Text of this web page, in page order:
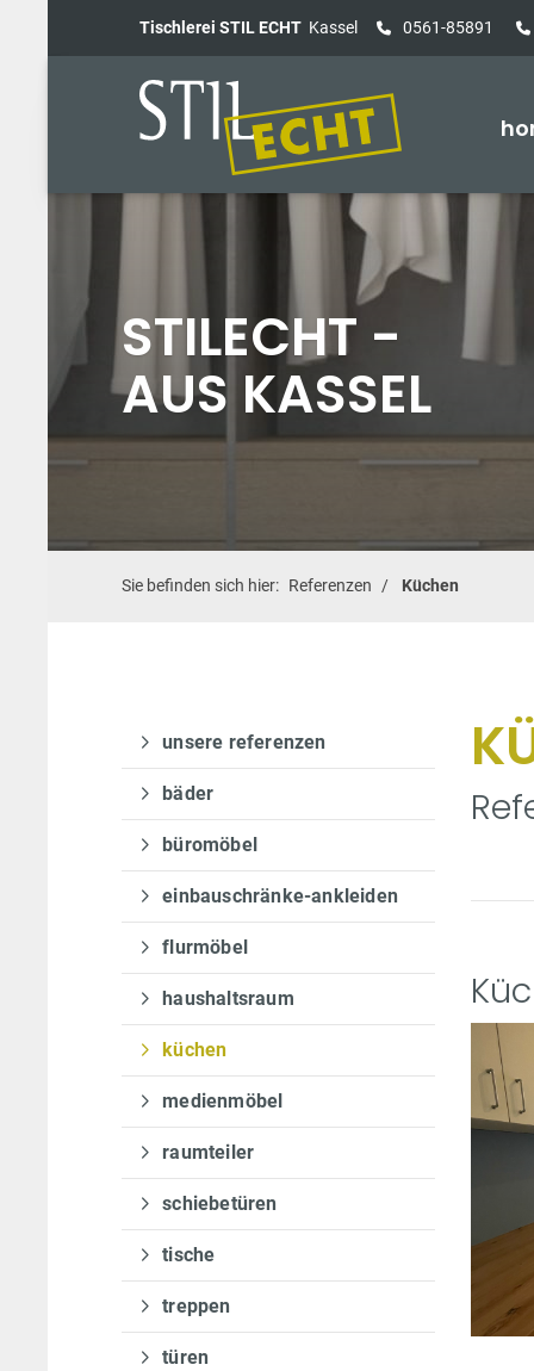
Tischlerei STIL ECHT Kassel 0561-85891
STILECHT -
AUS KASSEL
Sie befinden sich hier: Referenzen Küchen
unsere referenzen
bäder
büromöbel
einbauschränke-ankleiden
flurmöbel
haushaltsraum
küchen
medienmöbel
raumteiler
schiebetüren
tische
treppen
türen